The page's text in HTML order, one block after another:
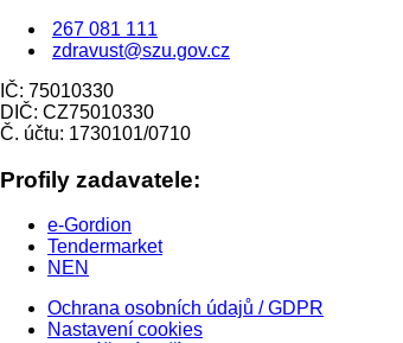
267 081 111
zdravust@szu.gov.cz
IČ: 75010330
DIČ: CZ75010330
Č. účtu: 1730101/0710
Profily zadavatele:
e-Gordion
Tendermarket
NEN
Ochrana osobních údajů / GDPR
Nastavení cookies